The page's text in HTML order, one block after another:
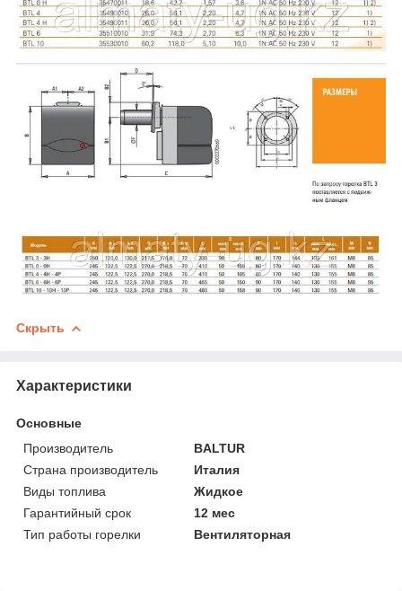
Скрыть
Характеристики
Основные
Производитель
BALTUR
Страна производитель
Италия
Виды топлива
Жидкое
Гарантийный срок
12 мес
Тип работы горелки
Вентиляторная